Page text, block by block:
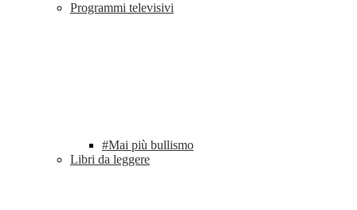
Programmi televisivi
#Mai più bullismo
Libri da leggere